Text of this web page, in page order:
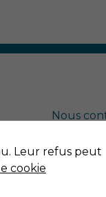
Nous
Leur refus peut
cookie
sont pas
du site Web.
Vidéos
Afin que notre